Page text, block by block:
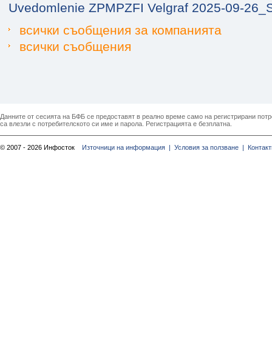
Uvedomlenie ZPMPZFI Velgraf 2025-09-
всички съобщения за компанията
всички съобщения
Данните от сесията на БФБ се предоставят в реално време само на регистрирани
са влезли с потребителското си име и парола. Регистрацията е безплатна.
© 2007 - 2026 Инфосток Източници на информация | Условия за ползване |